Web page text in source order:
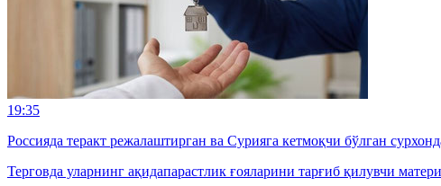
19:35
Россияда теракт режалаштирган ва Сурияга кетмоқчи бўлган
Терговда уларнинг ақидапарастлик ғояларини тарғиб қилувчи